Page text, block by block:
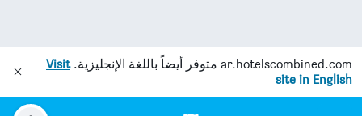
ar.hotelscombined.com متوفر أيضاً باللغة الإنجليزية.Visit
site in English